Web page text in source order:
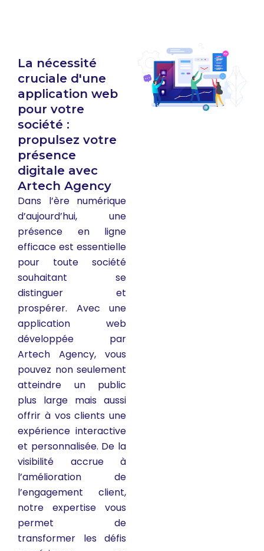
La nécessité
cruciale d'une
application web
pour votre
société :
propulsez votre
présence
digitale avec
Artech Agency
Dans l’ère numérique
d’aujourd’hui, une
présence en ligne
efficace est essentielle
pour toute société
souhaitant se
distinguer et
prospérer. Avec une
application web
développée par
Artech Agency, vous
pouvez non seulement
atteindre un public
plus large mais aussi
offrir à vos clients une
expérience interactive
et personnalisée. De la
visibilité accrue à
l’amélioration de
l’engagement client,
notre expertise vous
permet de
transformer les défis